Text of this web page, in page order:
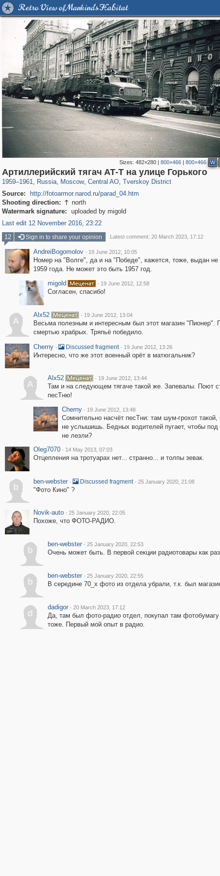
Retro View of Mankind's Habitat
Sizes:482×280 |800×466 |800×466 W
Артиллерийский тягач АТ-Т на улице Горького
1959–1961, Russia
1,406,242 29,243
, Moscow
319,779 8,286
, Central AO
159,978 5,916
, Tverskoy District
53,034 2,283
Source:
http://fotoarmor.narod.ru/parad_04.htm
Shooting direction:  north
Watermark signature:
uploaded by migold
Last edit 12 November 2016, 23:22
12
Sign in to share your opinion Latest comment: 20 March 2023, 17:12
AndreiBogomolov · 19 June 2012, 10:05
Номер на "Волге", да и на "Победе", кажется, тоже, выдан не
1959 года. Не может это быть 1957 год.
migold
· 19 June 2012, 12:58
Согласен, спасибо!
A
Alx52 · 19 June 2012, 13:04
Весьма полезным и интересным был этот магазин "Пионер".
смертью храбрых. Тряпьё победило.
Cherny · Discussed fragment · 19 June 2012, 13:26
Интересно, что же этот военный орёт в матюгальник?
A
Alx52 · 19 June 2012, 13:44
Там и на следующем тягаче такой же. Запевалы. Поют
песТню!
Cherny · 19 June 2012, 13:48
Сомнительно насчёт песТни: там шум-грохот такой,
не услышишь. Бедных водителей пугает, чтобы под
не лезли?
Oleg7070 · 14 May 2013, 07:03
Отцепления на тротуарах нет... странно... и толпы зевак.
b
ben-webster · Discussed fragment · 25 January 2020, 21:08
"Фото Кино" ?
Novik-auto · 25 January 2020, 22:05
Похоже, что ФОТО-РАДИО.
b
ben-webster · 25 January 2020, 22:53
Очень может быть. В первой секции радиотовары как
b
ben-webster · 25 January 2020, 22:55
В середине 70_х фото из отдела убрали, т.к. был
d
dadigor · 20 March 2023, 17:12
Да, там был фото-радио отдел, покупал там
тоже. Первый мой опыт в радио.